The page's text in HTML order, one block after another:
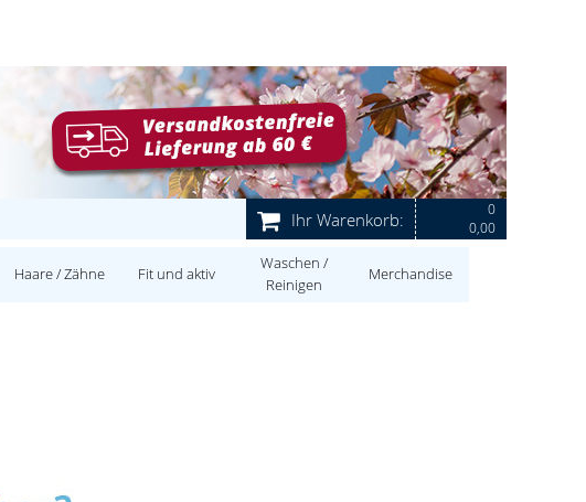
Ihr Warenkorb:
0
0,00
Haare / Zähne Fit und aktiv
Waschen /
Reinigen
Merchandise